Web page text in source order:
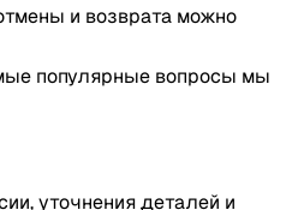
парка
для снорклинга,
полотенцами, пляжный
и трансфер в отели
в отели
и возврата можно
популярные вопросы мы
уточнения деталей и